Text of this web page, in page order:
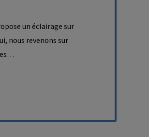
un éclairage sur
nous revenons sur